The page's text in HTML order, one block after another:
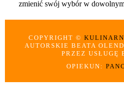
zmienić swój wybór w
COPYRIGHT ©
AUTORSKIE BEATA
PRZEZ USŁUGĘ
OPIEKUN: